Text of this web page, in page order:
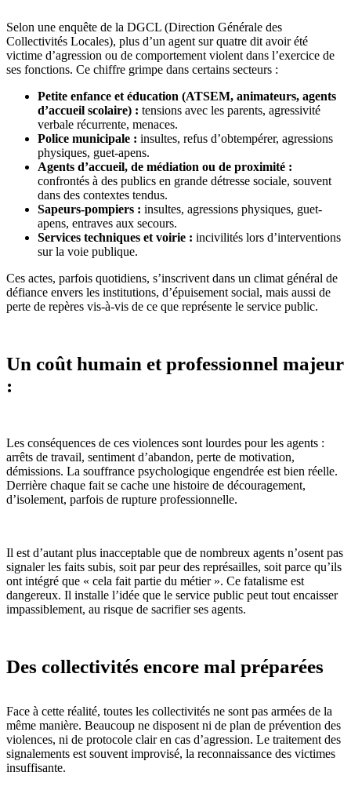
Selon une enquête de la DGCL (Direction Générale des
Collectivités Locales), plus d’un agent sur quatre dit avoir été
victime d’agression ou de comportement violent dans l’exercice de
ses fonctions. Ce chiffre grimpe dans certains secteurs :
Petite enfance et éducation (ATSEM, animateurs, agents
d’accueil scolaire) : tensions avec les parents, agressivité
verbale récurrente, menaces.
Police municipale : insultes, refus d’obtempérer, agressions
physiques, guet-apens.
Agents d’accueil, de médiation ou de proximité :
confrontés à des publics en grande détresse sociale, souvent
dans des contextes tendus.
Sapeurs-pompiers : insultes, agressions physiques, guet-
apens, entraves aux secours.
Services techniques et voirie : incivilités lors d’interventions
sur la voie publique.
Ces actes, parfois quotidiens, s’inscrivent dans un climat général de
défiance envers les institutions, d’épuisement social, mais aussi de
perte de repères vis-à-vis de ce que représente le service public.
Un coût humain et professionnel majeur
:
Les conséquences de ces violences sont lourdes pour les agents :
arrêts de travail, sentiment d’abandon, perte de motivation,
démissions. La souffrance psychologique engendrée est bien réelle.
Derrière chaque fait se cache une histoire de découragement,
d’isolement, parfois de rupture professionnelle.
Il est d’autant plus inacceptable que de nombreux agents n’osent pas
signaler les faits subis, soit par peur des représailles, soit parce qu’ils
ont intégré que « cela fait partie du métier ». Ce fatalisme est
dangereux. Il installe l’idée que le service public peut tout encaisser
impassiblement, au risque de sacrifier ses agents.
Des collectivités encore mal préparées
Face à cette réalité, toutes les collectivités ne sont pas armées de la
même manière. Beaucoup ne disposent ni de plan de prévention des
violences, ni de protocole clair en cas d’agression. Le traitement des
signalements est souvent improvisé, la reconnaissance des victimes
insuffisante.